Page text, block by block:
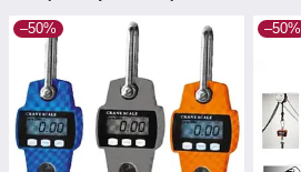
–50% –50%